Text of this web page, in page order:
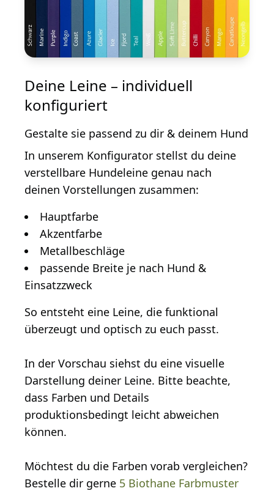
Deine Leine – individuell
konfiguriert
Gestalte sie passend zu dir & deinem Hund
In unserem Konfigurator stellst du deine
verstellbare Hundeleine genau nach
deinen Vorstellungen zusammen:
Hauptfarbe
Akzentfarbe
Metallbeschläge
passende Breite je nach Hund &
Einsatzzweck
So entsteht eine Leine, die funktional
überzeugt und optisch zu euch passt.
In der Vorschau siehst du eine visuelle
Darstellung deiner Leine. Bitte beachte,
dass Farben und Details
produktionsbedingt leicht abweichen
können.
Möchtest du die Farben vorab vergleichen?
Bestelle dir gerne 5 Biothane Farbmuster